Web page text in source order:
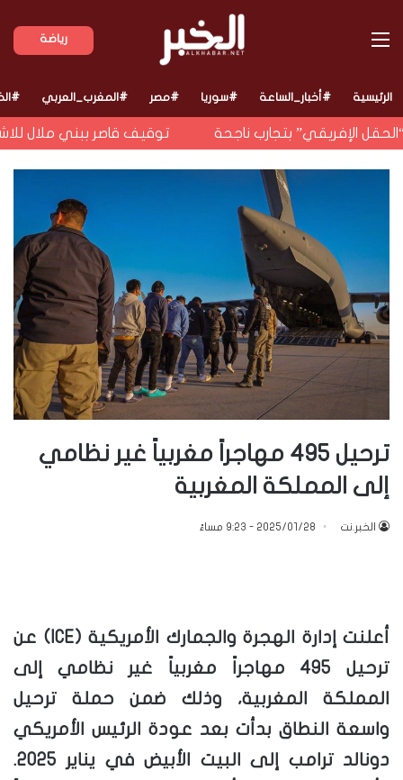
رياضة القائمة
الرئيسية #أخبار_الساعة #سوريا #مصر #المغرب_العربي
الإفريقي” بتجارب ناجحة توقيف قاصر ببني ملال
ترحيل 495 مهاجراً مغربياً غير نظامي
إلى المملكة المغربية
الخبر.نت 2025/01/28 - 9:23 مساءً
أعلنت إدارة الهجرة والجمارك الأمريكية (ICE) عن
ترحيل 495 مهاجراً مغربياً غير نظامي إلى
المملكة المغربية، وذلك ضمن حملة ترحيل
واسعة النطاق بدأت بعد عودة الرئيس الأمريكي
دونالد ترامب إلى البيت الأبيض في يناير 2025.